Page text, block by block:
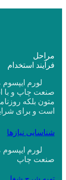
مراحل
فرآیند استخدام
لورم ایپسوم
صنعت چاپ و با
متون بلکه
است و برای
شناسایی نیازها
لورم ایپسوم
صنعت چاپ